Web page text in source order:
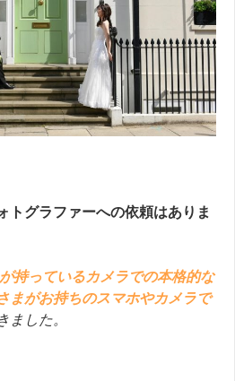
グラファーへの依頼はありま
持っているカメラでの本格的な
まがお持ちのスマホやカメラで
した。